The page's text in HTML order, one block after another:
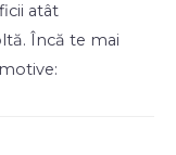
atât
Încă te mai